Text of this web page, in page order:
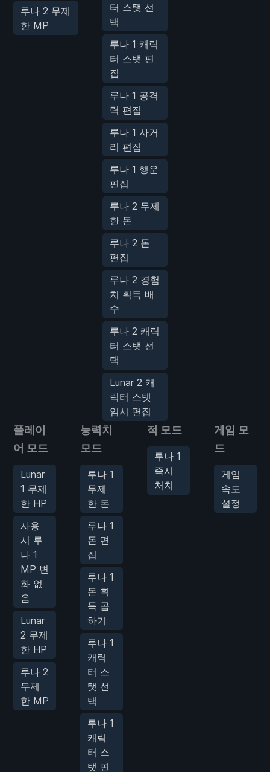
루나 2 무제
한 MP
터 스탯 선
택
루나 1 캐릭
터 스탯 편
집
루나 1 공격
력 편집
루나 1 사거
리 편집
루나 1 행운
편집
루나 2 무제
한 돈
루나 2 돈
편집
루나 2 경험
치 획득 배
수
루나 2 캐릭
터 스탯 선
택
Lunar 2 캐
릭터 스탯
임시 편집
플레이
어 모드
Lunar
1 무제
한 HP
사용
시 루
나 1
MP 변
화 없
음
Lunar
2 무제
한 HP
루나 2
무제
한 MP
능력치
모드
루나 1
무제
한 돈
루나 1
돈 편
집
루나 1
돈 획
득 곱
하기
루나 1
캐릭
터 스
탯 선
택
루나 1
캐릭
터 스
탯 편
적 모드
루나 1
즉시
처치
게임 모
드
게임
속도
설정